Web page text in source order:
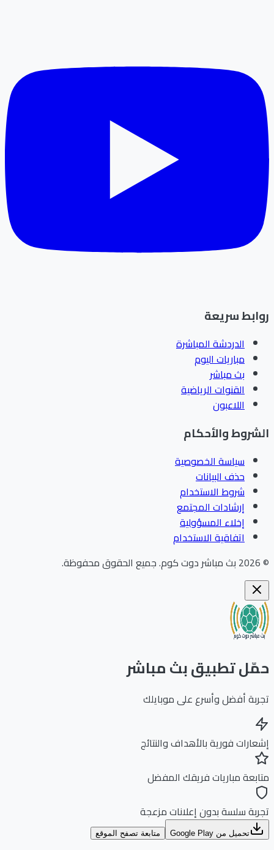
سريعة
الدردشة المباشرة
مباريات اليوم
بث مباشر
القنوات الرياضية
اللاعبون
والأحكام
سياسة الخصوصية
حذف البيانات
شروط الاستخدام
إرشادات المجتمع
إخلاء المسؤولية
اتفاقية الاستخدام
بث مباشر دوت كوم.جميع الحقوق محفوظة.
تطبيق بث مباشر
أفضل وأسرع على موبايلك
فورية بالأهداف والنتائج
مباريات فريقك المفضل
سلسة بدون إعلانات مزعجة
تحميل من Google Play متابعة تصفح الموقع